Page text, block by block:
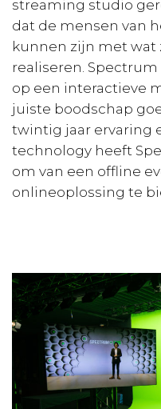
streaming studio
dat de mensen van
kunnen zijn met wat
realiseren.
op een interactieve
juiste boodschap
twintig jaar ervaring
technology heeft
om van een offline
onlineoplossing te